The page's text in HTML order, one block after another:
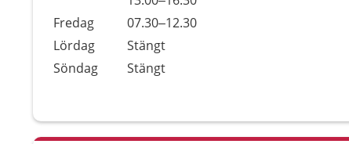
Fredag
07.30–12.30
Lördag
Stängt
Söndag
Stängt